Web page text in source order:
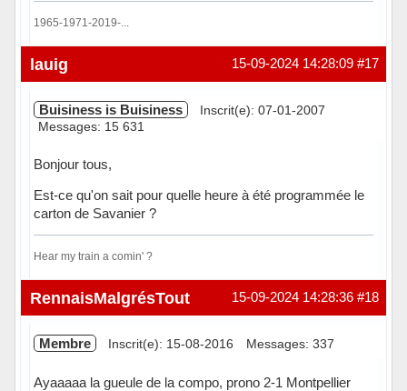
1965-1971-2019-...
Hors ligne #17
15-09-2024 14:28:09
lauig
Buisiness is Buisiness
Inscrit(e): 07-01-2007
Messages: 15 631
Bonjour tous,
Est-ce qu'on sait pour quelle heure à été programmée le
carton de Savanier ?
Hear my train a comin' ?
Hors ligne #18
15-09-2024 14:28:36
RennaisMalgrésTout
Membre Inscrit(e): 15-08-2016 Messages: 337
Ayaaaaa la gueule de la compo, prono 2-1 Montpellier